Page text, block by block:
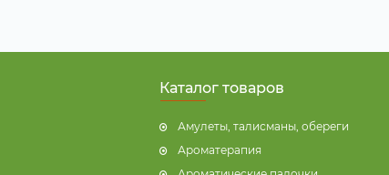
Каталог товаров
Амулеты, талисманы, обереги
Ароматерапия